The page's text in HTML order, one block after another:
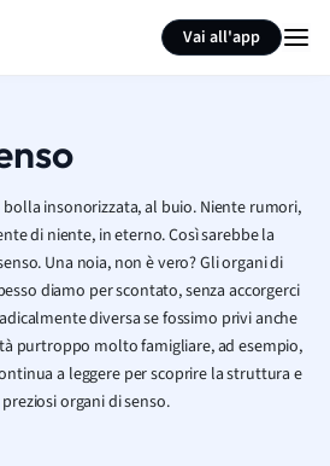
Vai all'app
insonorizzata, al buio. Niente rumori,
di niente, in eterno. Così sarebbe la
Una noia, non è vero? Gli organi di
diamo per scontato, senza accorgerci
diversa se fossimo privi anche
purtroppo molto famigliare, ad esempio,
a leggere per scoprire la struttura e
organi di senso.
Summarize page